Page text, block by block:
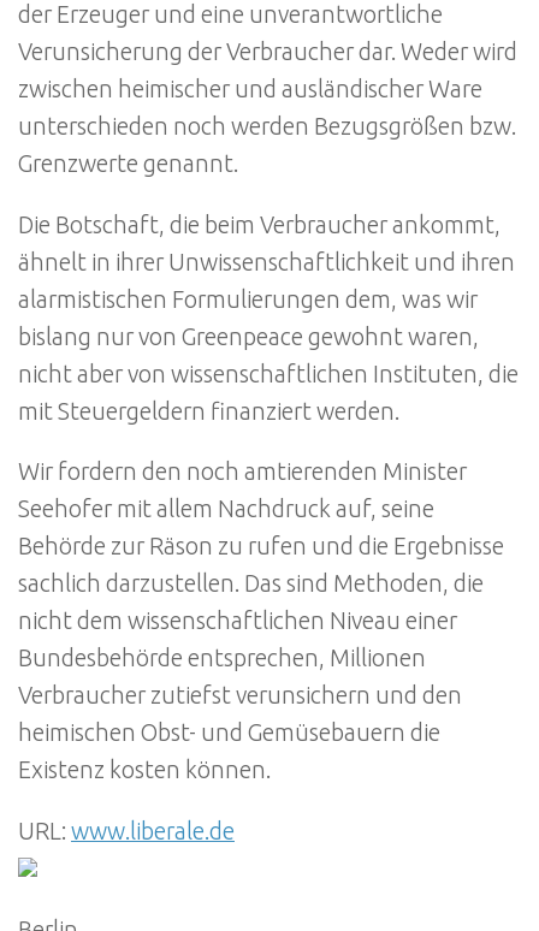
der Erzeuger und eine unverantwortliche
Verunsicherung der Verbraucher dar. Weder wird
zwischen heimischer und ausländischer Ware
unterschieden noch werden Bezugsgrößen bzw.
Grenzwerte genannt.
Die Botschaft, die beim Verbraucher ankommt,
ähnelt in ihrer Unwissenschaftlichkeit und ihren
alarmistischen Formulierungen dem, was wir
bislang nur von Greenpeace gewohnt waren,
nicht aber von wissenschaftlichen Instituten, die
mit Steuergeldern finanziert werden.
Wir fordern den noch amtierenden Minister
Seehofer mit allem Nachdruck auf, seine
Behörde zur Räson zu rufen und die Ergebnisse
sachlich darzustellen. Das sind Methoden, die
nicht dem wissenschaftlichen Niveau einer
Bundesbehörde entsprechen, Millionen
Verbraucher zutiefst verunsichern und den
heimischen Obst- und Gemüsebauern die
Existenz kosten können.
URL: www.liberale.de